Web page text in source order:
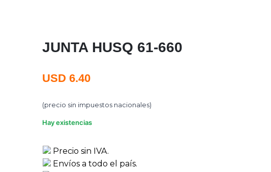
JUNTA HUSQ 61-660
USD 6.40
(precio sin impuestos nacionales)
Hay existencias
Precio sin IVA.
Envíos a todo el país.